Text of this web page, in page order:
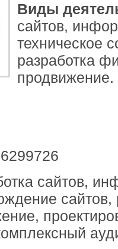
Виды
сайтов,
техническое
разработка
продвижение.
сайтов,